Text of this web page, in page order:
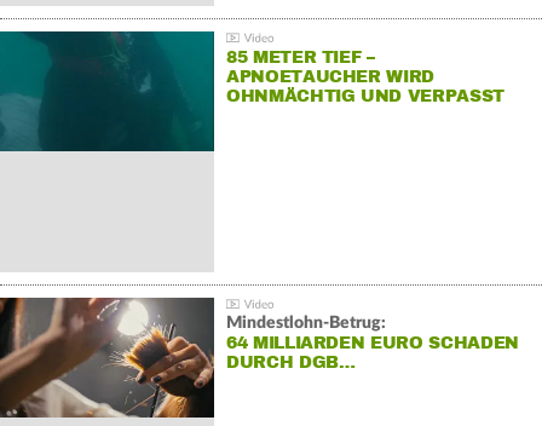
85 METER TIEF –
APNOETAUCHER WIRD
OHNMÄCHTIG UND VERPASST
Mindestlohn-Betrug:
64 MILLIARDEN EURO SCHADEN
DURCH DGB…